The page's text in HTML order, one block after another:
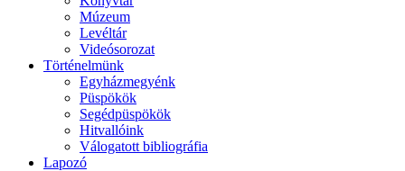
Múzeum
Levéltár
Videósorozat
Történelmünk
Egyházmegyénk
Püspökök
Segédpüspökök
Hitvallóink
Válogatott bibliográfia
Lapozó